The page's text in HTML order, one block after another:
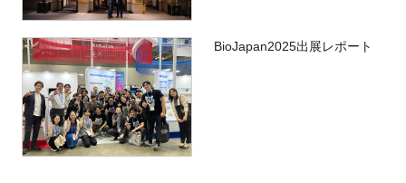
BioJapan2025出展レポート